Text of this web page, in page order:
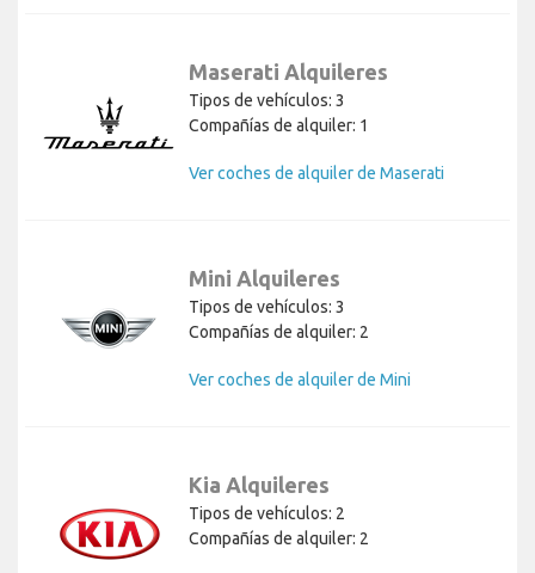
Maserati Alquileres
Tipos de vehículos: 3
Compañías de alquiler: 1
Ver coches de alquiler de Maserati
Mini Alquileres
Tipos de vehículos: 3
Compañías de alquiler: 2
Ver coches de alquiler de Mini
Kia Alquileres
Tipos de vehículos: 2
Compañías de alquiler: 2